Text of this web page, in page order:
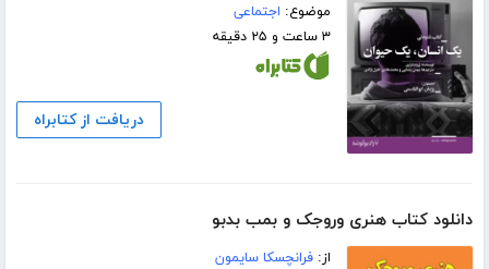
موضوع: اجتماعی
۳ ساعت و ۲۵ دقیقه
دریافت از کتابراه
دانلود کتاب هنری وروجک و بمب بدبو
از:فرانچسکا سایمون